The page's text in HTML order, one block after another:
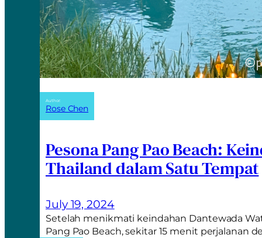
Author:
Rose Chen
Pesona Pang Pao Beach:
Thailand dalam Satu Tempat
July 19, 2024
Setelah menikmati keindahan Dantewada
Pang Pao Beach, sekitar 15 menit perjalanan